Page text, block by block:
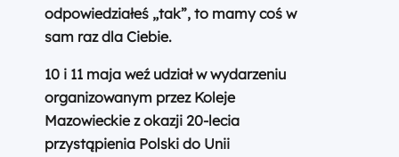
odpowiedziałeś „tak”, to mamy coś w
sam raz dla Ciebie.
10 i 11 maja weź udział w wydarzeniu
organizowanym przez Koleje
Mazowieckie z okazji 20-lecia
przystąpienia Polski do Unii